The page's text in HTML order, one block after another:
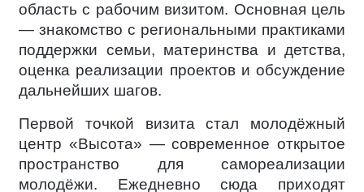
область с рабочим визитом. Основная цель
— знакомство с региональными практиками
поддержки семьи, материнства и детства,
оценка реализации проектов и обсуждение
дальнейших шагов.
Первой точкой визита стал молодёжный
центр «Высота» — современное открытое
пространство для самореализации
молодёжи. Ежедневно сюда приходят